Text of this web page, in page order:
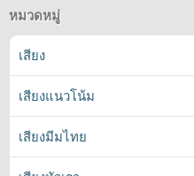
หมวดหมู่
เสียง
เสียงแนวโน้ม
เสียงมีมไทย